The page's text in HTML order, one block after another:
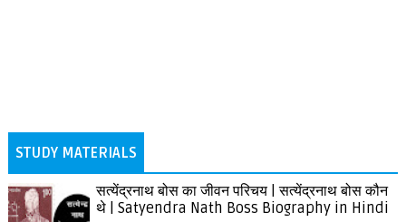
STUDY MATERIALS
सत्येंद्रनाथ बोस का जीवन परिचय | सत्येंद्रनाथ बोस कौन
थे | Satyendra Nath Boss Biography in Hindi